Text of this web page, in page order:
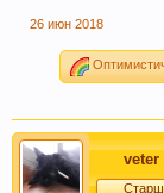
Уважаемы
При
позволяет
нужную
Просьба к
26 июн 2018
veter